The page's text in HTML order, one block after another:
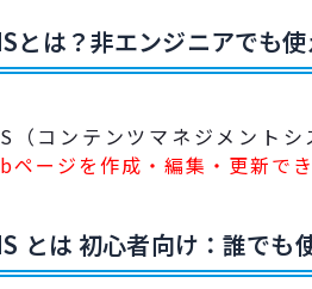
とは？非エンジニアでも
（コンテンツマネジメント
ページを作成・編集・更新で
とは 初心者向け：誰でも